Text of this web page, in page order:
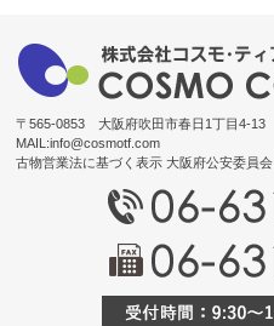
〒565-0853 大阪府吹田市春日1丁目4-13
MAIL:info@cosmotf.com
古物営業法に基づく表示 大阪府公安委員